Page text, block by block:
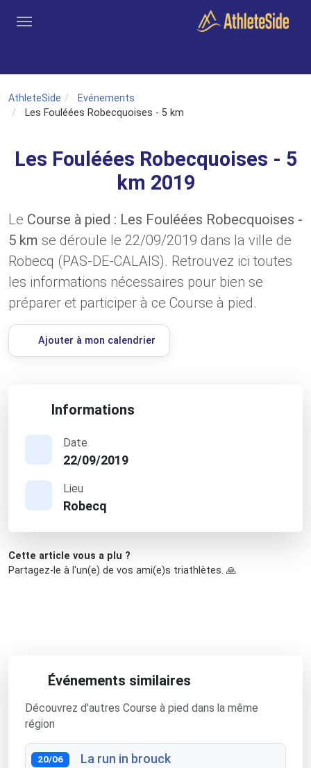
AthleteSide
Evénements
Les Fouléées Robecquoises - 5 km
Les Fouléées Robecquoises - 5
km 2019
Le Course à pied : Les Fouléées Robecquoises -
5 km se déroule le 22/09/2019 dans la ville de
Robecq (PAS-DE-CALAIS). Retrouvez ici toutes
les informations nécessaires pour bien se
préparer et participer à ce Course à pied.
Ajouter à mon calendrier
Informations
Date
22/09/2019
Lieu
Robecq
Cette article vous a plu ?
Partagez-le à l'un(e) de vos ami(e)s triathlètes. 🙏
Événements similaires
Découvrez d'autres Course à pied dans la même
région
20/06 La run in brouck